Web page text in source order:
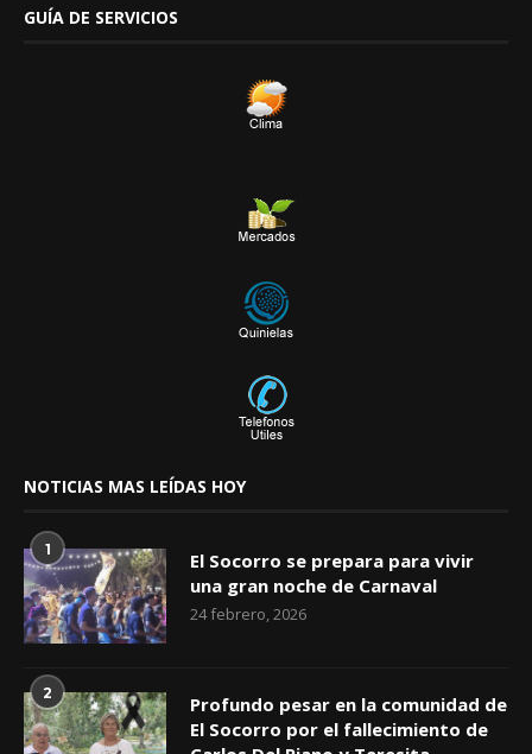
GUÍA DE SERVICIOS
NOTICIAS MAS LEÍDAS HOY
1
El Socorro se prepara para vivir
una gran noche de Carnaval
24 febrero, 2026
2
Profundo pesar en la comunidad de
El Socorro por el fallecimiento de